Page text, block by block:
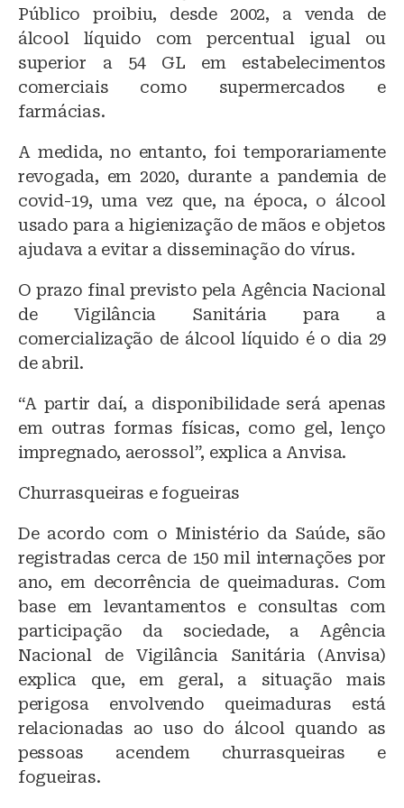
Público proibiu, desde 2002, a venda de
álcool líquido com percentual igual ou
superior a 54 GL em estabelecimentos
comerciais como supermercados e
farmácias.
A medida, no entanto, foi temporariamente
revogada, em 2020, durante a pandemia de
covid-19, uma vez que, na época, o álcool
usado para a higienização de mãos e objetos
ajudava a evitar a disseminação do vírus.
O prazo final previsto pela Agência Nacional
de Vigilância Sanitária para a
comercialização de álcool líquido é o dia 29
de abril.
“A partir daí, a disponibilidade será apenas
em outras formas físicas, como gel, lenço
impregnado, aerossol”, explica a Anvisa.
Churrasqueiras e fogueiras
De acordo com o Ministério da Saúde, são
registradas cerca de 150 mil internações por
ano, em decorrência de queimaduras. Com
base em levantamentos e consultas com
participação da sociedade, a Agência
Nacional de Vigilância Sanitária (Anvisa)
explica que, em geral, a situação mais
perigosa envolvendo queimaduras está
relacionadas ao uso do álcool quando as
pessoas acendem churrasqueiras e
fogueiras.